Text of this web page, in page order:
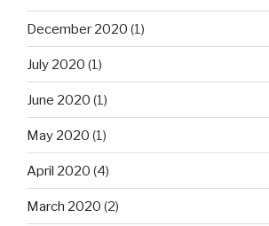
December 2020 (1)
July 2020 (1)
June 2020 (1)
May 2020 (1)
April 2020 (4)
March 2020 (2)